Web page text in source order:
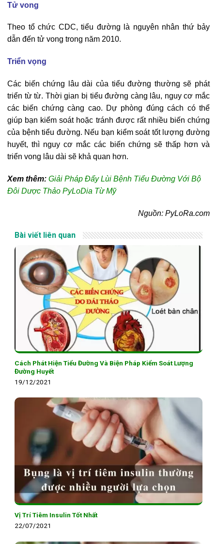
Tử vong
Theo tổ chức CDC, tiểu đường là nguyên nhân thứ bảy
dẫn đến tử vong trong năm 2010.
Triển vọng
Các biến chứng lâu dài của tiểu đường thường sẽ phát
triển từ từ. Thời gian bị tiểu đường càng lâu, nguy cơ mắc
các biến chứng càng cao. Dự phòng đúng cách có thể
giúp bạn kiểm soát hoặc tránh được rất nhiều biến chứng
của bệnh tiểu đường. Nếu bạn kiểm soát tốt lượng đường
huyết, thì nguy cơ mắc các biến chứng sẽ thấp hơn và
triển vong lâu dài sẽ khả quan hơn.
Xem thêm: Giải Pháp Đẩy Lùi Bệnh Tiểu Đường Với Bộ
Đôi Dược Thảo PyLoDia Từ Mỹ
Nguồn: PyLoRa.com
Bài viết liên quan
Cách Phát Hiện Tiểu Đường Và Biện Pháp Kiểm Soát Lượng
Đường Huyết
19/12/2021
Vị Trí Tiêm Insulin Tốt Nhất
22/07/2021